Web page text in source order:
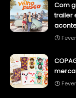
Com
trailer